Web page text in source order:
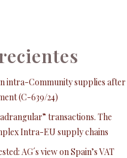
intra-Community supplies after
(C-639/24)
transactions. The
Intra-EU supply chains
AG´s view on Spain’s VAT